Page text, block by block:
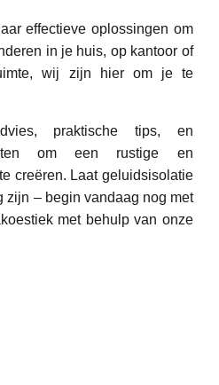
effectieve oplossingen om
in je huis, op kantoor of
wij zijn hier om je te
praktische tips, en
om een rustige en
creëren. Laat geluidsisolatie
zijn – begin vandaag nog met
met behulp van onze